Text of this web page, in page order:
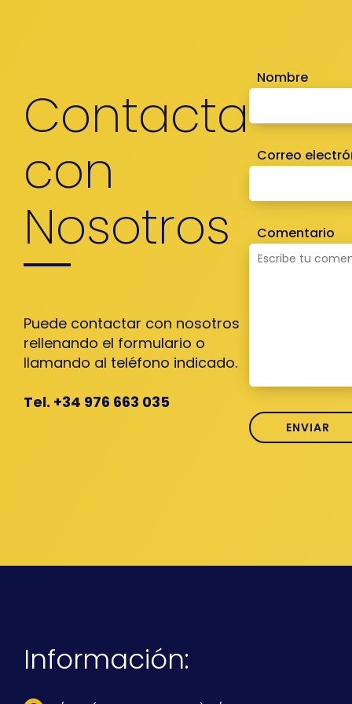
Contacta
con
Nosotros
Puede contactar con nosotros
rellenando el formulario o
llamando al teléfono indicado.
Tel. +34 976 663 035
Nombre
Correo
Comentario
Información: